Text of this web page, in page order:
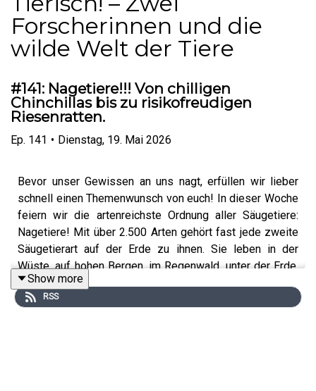
Forscherinnen und die
wilde Welt der Tiere
#141: Nagetiere!!! Von chilligen
Chinchillas bis zu risikofreudigen
Riesenratten.
Ep. 141 • Dienstag, 19. Mai 2026
Bevor unser Gewissen an uns nagt, erfüllen wir lieber
schnell einen Themenwunsch von euch! In dieser Woche
feiern wir die artenreichste Ordnung aller Säugetiere:
Nagetiere! Mit über 2.500 Arten gehört fast jede zweite
Säugetierart auf der Erde zu ihnen. Sie leben in der
Wüste, auf hohen Bergen, im Regenwald, unter der Erde,
auf Bäumen und in unseren Städten. Einige haben das
flauschigste Fell der Welt, andere tragen Stacheln,
Show more
RSS